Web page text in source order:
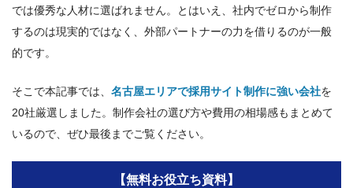
では優秀な人材に選ばれません。とはいえ、社内でゼロから制作
するのは現実的ではなく、外部パートナーの力を借りるのが一般
的です。
そこで本記事では、 名古屋エリアで採用サイト制作に強い会社を
20社厳選しました。制作会社の選び方や費用の相場感もまとめて
いるので、ぜひ最後までご覧ください。
【無料お役立ち資料】